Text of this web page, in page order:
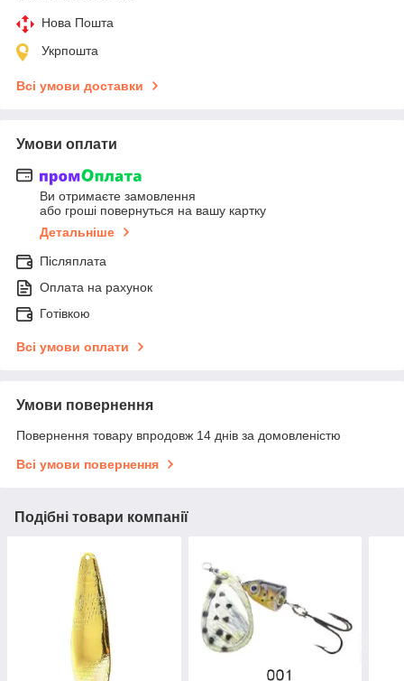
Нова Пошта
Укрпошта
Всі умови доставки
Умови оплати
Ви отримаєте замовлення
або гроші повернуться на вашу картку
Детальніше
Післяплата
Оплата на рахунок
Готівкою
Всі умови оплати
Умови повернення
Повернення товару впродовж 14 днів за домовленістю
Всі умови повернення
Подібні товари компанії